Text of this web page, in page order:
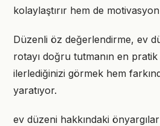
kolaylaştırır hem de
Düzenli öz değerlendirme, ev
rotayı doğru tutmanın en
ilerlediğinizi görmek hem
yaratıyor.
ev düzeni hakkındaki